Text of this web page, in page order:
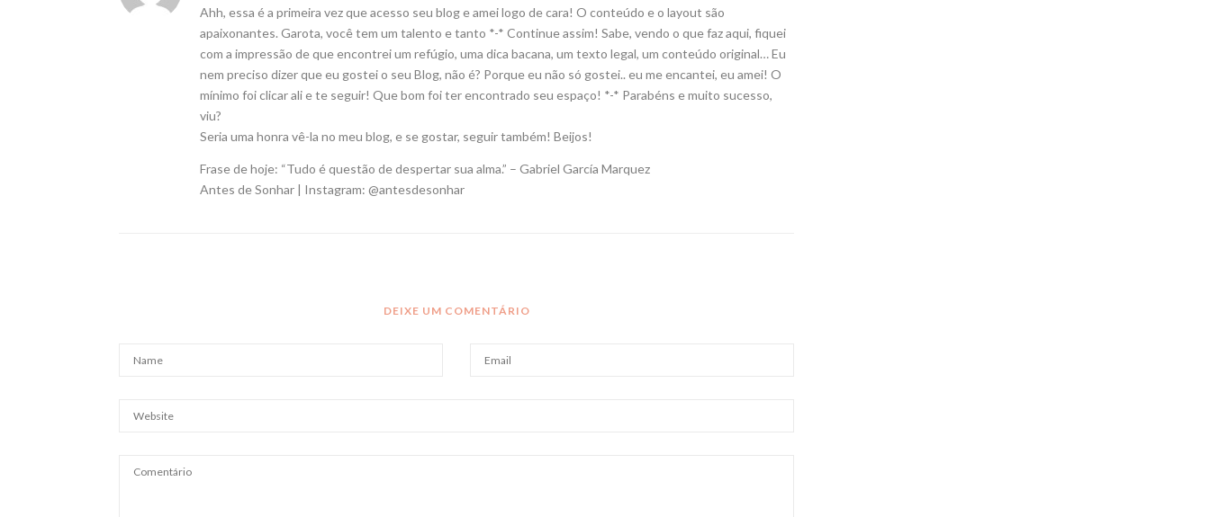
Ahh, essa é a primeira vez que acesso seu blog e amei logo de cara! O conteúdo e o layout são
apaixonantes. Garota, você tem um talento e tanto *-* Continue assim! Sabe, vendo o que faz aqui, fiquei
com a impressão de que encontrei um refúgio, uma dica bacana, um texto legal, um conteúdo original… Eu
nem preciso dizer que eu gostei o seu Blog, não é? Porque eu não só gostei.. eu me encantei, eu amei! O
mínimo foi clicar ali e te seguir! Que bom foi ter encontrado seu espaço! *-* Parabéns e muito sucesso,
viu?
Seria uma honra vê-la no meu blog, e se gostar, seguir também! Beijos!
Frase de hoje: “Tudo é questão de despertar sua alma.” – Gabriel García Marquez
Antes de Sonhar | Instagram: @antesdesonhar
DEIXE UM COMENTÁRIO